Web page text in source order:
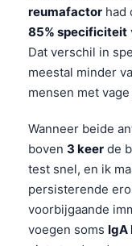
reumafactor had
85% specificiteit
Dat verschil in
meestal minder
mensen met
Wanneer beide
boven 3 keer de
test snel, en ik
persisterende
voorbijgaande
voegen soms IgA